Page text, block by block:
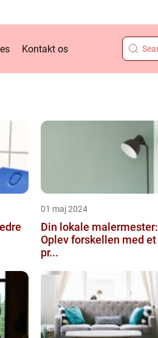
Kontakt os
01 maj 2024
Din lokale malermester:
Oplev forskellen med et
pr...